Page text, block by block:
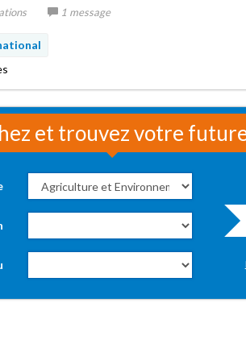
1 message
et trouvez votre